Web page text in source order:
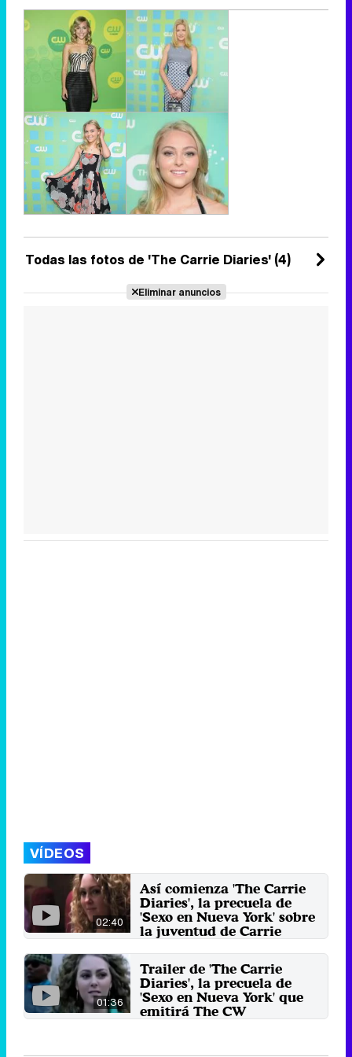
Todas las fotos de 'The Carrie Diaries' (4)
Eliminar anuncios
VÍDEOS
02:40
Así comienza 'The Carrie
Diaries', la precuela de
'Sexo en Nueva York' sobre
la juventud de Carrie
The CW estrenará en 2013 esta
nueva ficción con AnnaSophia
Robb como protagonista.
29 de octubre 2012
01:36
Trailer de 'The Carrie
Diaries', la precuela de
'Sexo en Nueva York' que
emitirá The CW